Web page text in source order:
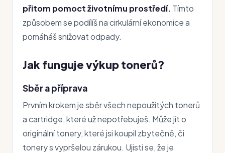
přitom pomoct životnímu prostředí. Tímto
způsobem se podílíš na cirkulární ekonomice a
pomáháš snižovat odpady.
Jak funguje výkup tonerů?
Sběr a příprava
Prvním krokem je sběr všech nepoužitých tonerů
a cartridge, které už nepotřebuješ. Může jít o
originální tonery, které jsi koupil zbytečně, či
tonery s vypršelou zárukou. Ujisti se, že je